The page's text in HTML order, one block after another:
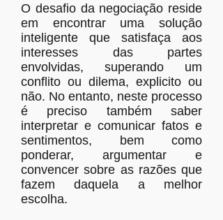
O desafio da negociação reside
em encontrar uma solução
inteligente que satisfaça aos
interesses das partes
envolvidas, superando um
conflito ou dilema, explicito ou
não. No entanto, neste processo
é preciso também saber
interpretar e comunicar fatos e
sentimentos, bem como
ponderar, argumentar e
convencer sobre as razões que
fazem daquela a melhor
escolha.